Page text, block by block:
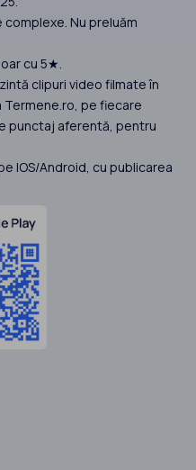
Nu preluăm
cu 5★.
clipuri video filmate în
pe fiecare
punctaj aferentă, pentru
IOS/Android, cu publicarea